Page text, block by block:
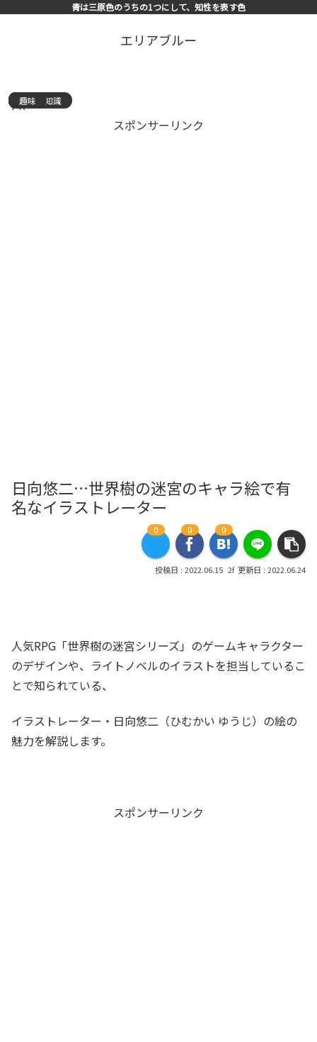
青は三原色のうちの1つにして、知性を表す色
エリアブルー
PR
スポンサーリンク
日向悠二…世界樹の迷宮のキャラ絵で有
名なイラストレーター
0 0 0
2022.06.15 2022.06.24
人気RPG「世界樹の迷宮シリーズ」のゲームキャラクター
のデザインや、ライトノベルのイラストを担当しているこ
とで知られている、
イラストレーター・日向悠二（ひむかい ゆうじ）の絵の
魅力を解説します。
スポンサーリンク
趣味
趣味
趣味
趣味
趣味
趣味
趣味
趣味
趣味
趣味
趣味
趣味
有益な知識
趣味
趣味